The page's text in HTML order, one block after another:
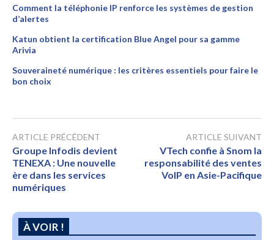
Comment la téléphonie IP renforce les systèmes de gestion
d’alertes
Katun obtient la certification Blue Angel pour sa gamme
Arivia
Souveraineté numérique : les critères essentiels pour faire le
bon choix
ARTICLE PRÉCÉDENT
Groupe Infodis devient
TENEXA : Une nouvelle
ère dans les services
numériques
ARTICLE SUIVANT
VTech confie à Snom la
responsabilité des ventes
VoIP en Asie-Pacifique
À VOIR !